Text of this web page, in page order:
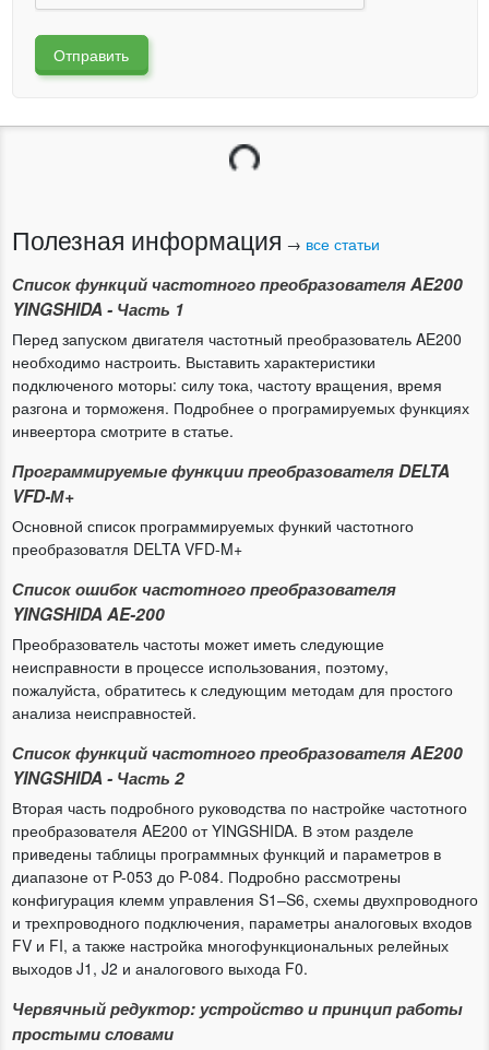
Отправить
Загрузка...
Полезная информация → все статьи
Список функций частотного преобразователя AE200
YINGSHIDA - Часть 1
Перед запуском двигателя частотный преобразователь AE200
необходимо настроить. Выставить характеристики
подключеного моторы: силу тока, частоту вращения, время
разгона и торможеня. Подробнее о програмируемых функциях
инвеертора смотрите в статье.
Программируемые функции преобразователя DELTA
VFD-М+
Основной список программируемых функий частотного
преобразоватля DELTA VFD-M+
Список ошибок частотного преобразователя
YINGSHIDA AE-200
Преобразователь частоты может иметь следующие
неисправности в процессе использования, поэтому,
пожалуйста, обратитесь к следующим методам для простого
анализа неисправностей.
Список функций частотного преобразователя AE200
YINGSHIDA - Часть 2
Вторая часть подробного руководства по настройке частотного
преобразователя AE200 от YINGSHIDA. В этом разделе
приведены таблицы программных функций и параметров в
диапазоне от P-053 до P-084. Подробно рассмотрены
конфигурация клемм управления S1–S6, схемы двухпроводного
и трехпроводного подключения, параметры аналоговых входов
FV и FI, а также настройка многофункциональных релейных
выходов J1, J2 и аналогового выхода F0.
Червячный редуктор: устройство и принцип работы
простыми словами